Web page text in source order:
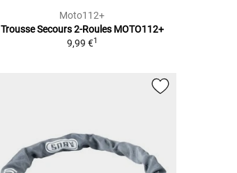
Moto112+
Trousse Secours 2-Roules MOTO112+
9,99 €1